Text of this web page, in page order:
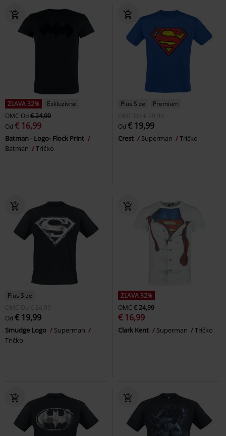
ZĽAVA 32%
Exkluzívne
OMC Od € 24,99
Od € 16,99
Batman - Logo- Flock Print
Batman
Tričko
Plus Size
Premium
OMC Od € 29,99
Od € 19,99
Crest Superman Tričko
Plus Size
OMC Od € 24,99
Od € 19,99
Smudge Logo
Superman
Tričko
ZĽAVA 32%
OMC € 24,99
€ 16,99
Clark Kent Superman Tričko